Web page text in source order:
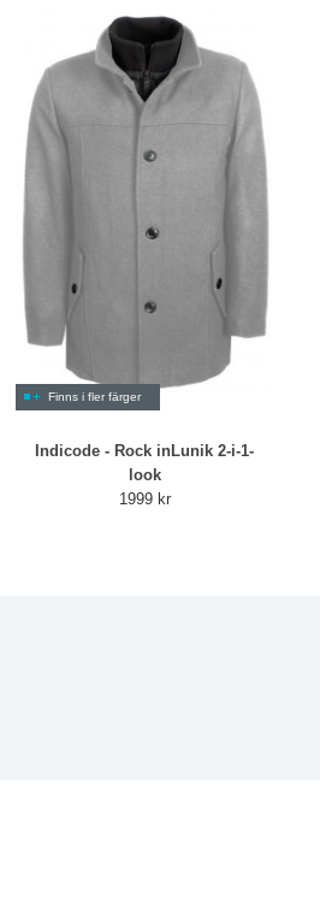
Finns i fler färger
Indicode - Rock inLunik 2-i-1-
look
1999 kr